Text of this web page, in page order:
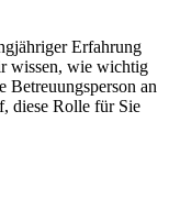
Erfahrung
wissen, wie wichtig
Betreuungsperson an
diese Rolle für Sie